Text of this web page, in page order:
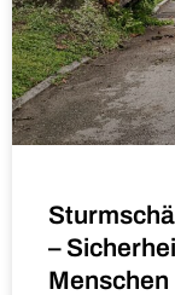
–
Menschen